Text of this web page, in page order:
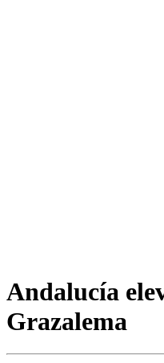
Andalucía
Grazalema